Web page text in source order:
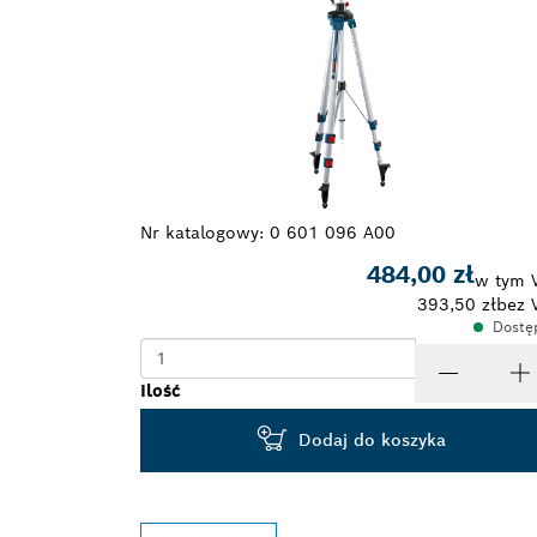
Nr katalogowy: 0 601 096 A00
484,00 złw tym
393,50 złbez
Ilość
Dodaj do koszyka